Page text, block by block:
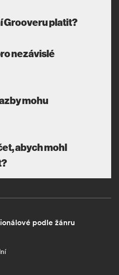
Grooveru platit?
nezávislé
mohu
abych mohl
podle žánru